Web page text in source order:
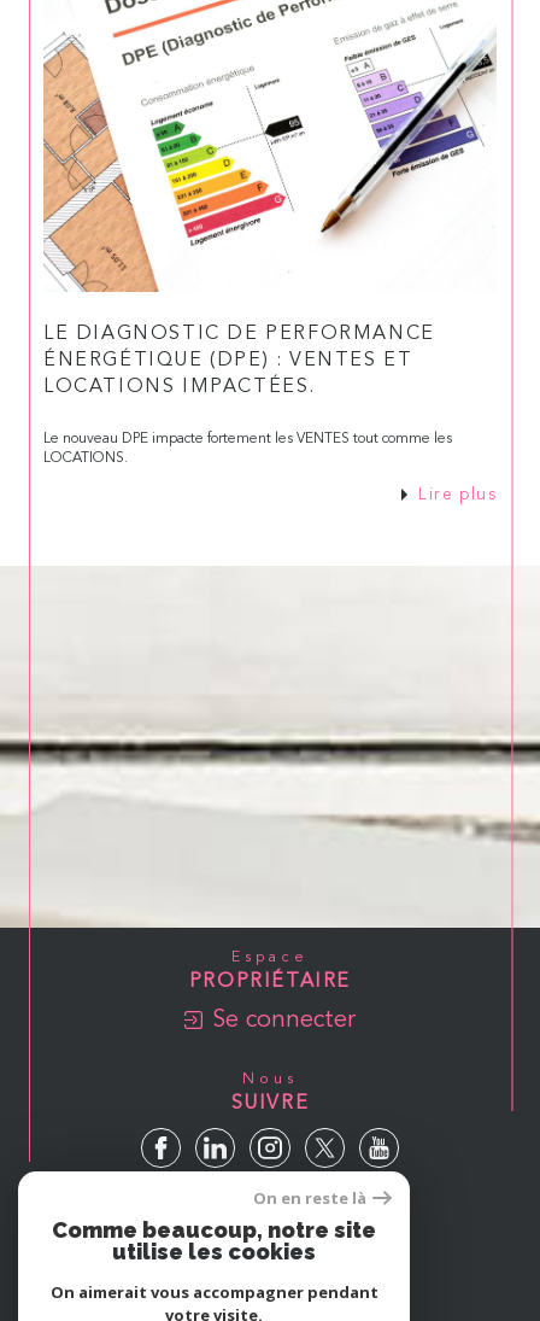
LE DIAGNOSTIC DE PERFORMANCE
ÉNERGÉTIQUE (DPE) : VENTES ET
LOCATIONS IMPACTÉES.
Le nouveau DPE impacte fortement les VENTES tout comme les
LOCATIONS.
Lire plus
Espace
PROPRIÉTAIRE
Se connecter
Nous
SUIVRE
GOOGLE
On en reste là
Comme beaucoup, notre site
utilise les cookies
On aimerait vous accompagner pendant
votre visite.